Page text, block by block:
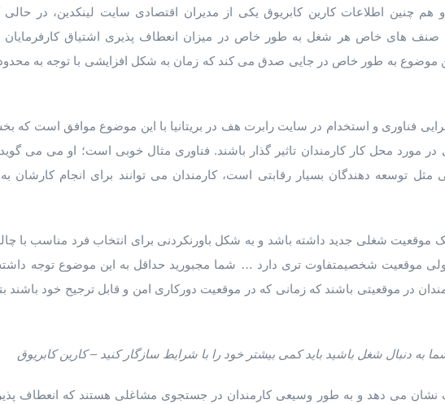
چنین اطلاعات کارین کابریوق یکی از مدیران اقتصادی سایت لینکدین، در
صنف های خاص هر شغل به طور خاص در میزان انعطاف پذیری اشتیاق کارفرمایان
موضوع به طور خاص در جایی صدق می کند که زمان به شکل افزایشی با توجه به
فناوری و استخدام در سایت رابرت هف در بریتانیا با این موضوع موافق است که
مورد محل کار کارمندان تاثیر گذار باشند. فناوری مثال خوبی است؛ او می می
مثل توسعه دهندگان بسیار رقابتی است، کارمندان می توانند برای انجام کارشان
موقعیت شغلی جدید داشته باشد و به شکل باورنکردنی برای انتخاب فرد مناسب با
موقعیت شخصیمتفاوت تری دارد … شما مجبورید حداقل به این موضوع توجه داشته
در موقعیتی باشند که زمانی که در موقعیت دورکاری امن و قابل ترجیح خود باشند
به دنبال شغل باشید باید کمی بیشتر خود را با شرایط سازگار کنید – کارین کابریوق
نشان می دهد و به طور وسیعی کارمندان در جستجوی مشاغلی هستند که انعطاف